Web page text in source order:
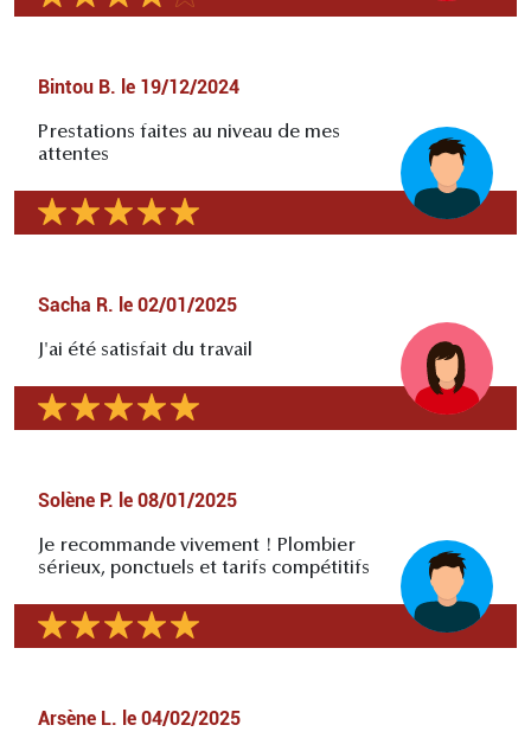
Bintou B. le 19/12/2024
Prestations faites au niveau de mes
attentes
Sacha R. le 02/01/2025
J'ai été satisfait du travail
Solène P. le 08/01/2025
Je recommande vivement ! Plombier
sérieux, ponctuels et tarifs compétitifs
Arsène L. le 04/02/2025